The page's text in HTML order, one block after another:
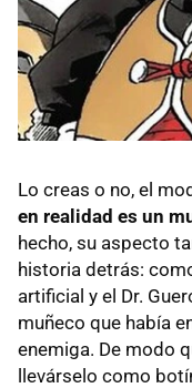
Lo creas o no, el
en realidad es un
hecho, su aspecto
historia detrás:
artificial y el Dr.
muñeco que había
enemiga. De modo
llevárselo como